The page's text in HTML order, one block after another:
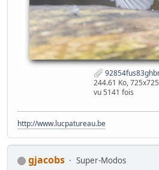
244.61 Ko, 725x725
vu 5141 fois
http://www.lucpatureau.be
gjacobs
Super-Modos